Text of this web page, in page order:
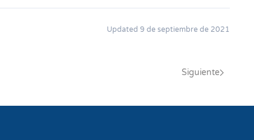
Updated 9 de septiembre de 2021
Siguiente